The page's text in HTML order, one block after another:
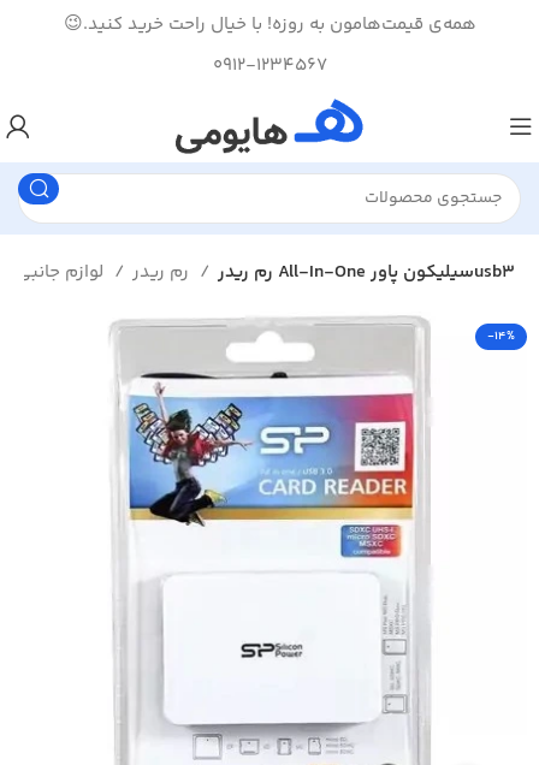
همه‌ی قیمت‌هامون به روزه! با خیال راحت خرید کنید.😉
0912-1234567
رم ریدر All-In-One سیلیکون پاورusb3
-14%